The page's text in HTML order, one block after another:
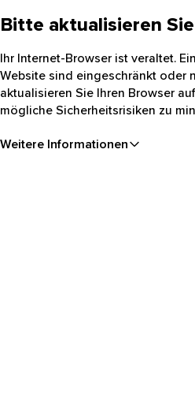
Bitte aktualisieren
Ihr Internet-Browser ist veraltet.
Website sind eingeschränkt oder
aktualisieren Sie Ihren Browser
mögliche Sicherheitsrisiken zu
Weitere Informationen